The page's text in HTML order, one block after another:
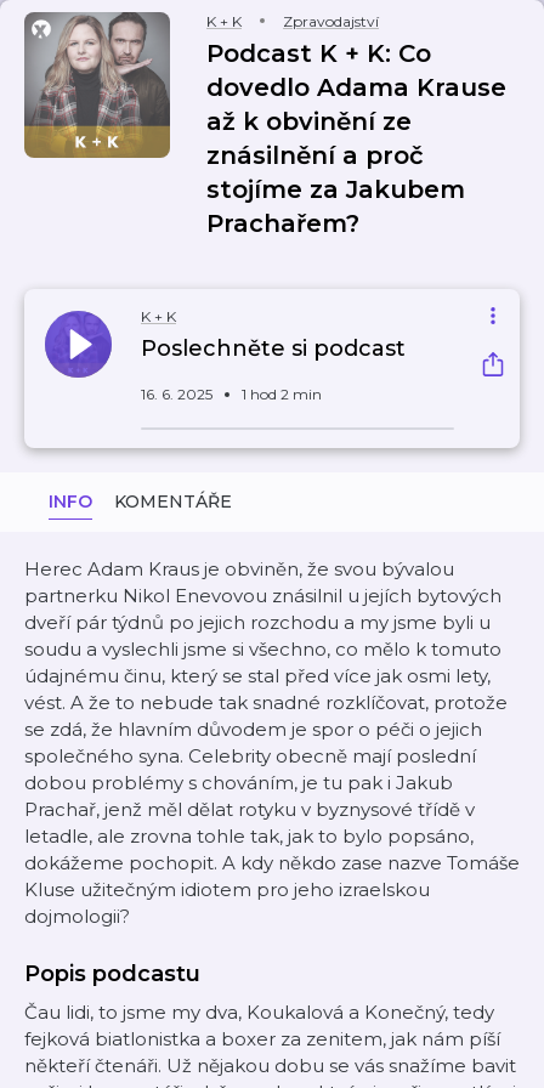
K + K Zpravodajství
Podcast K + K: Co
dovedlo Adama Krause
až k obvinění ze
znásilnění a proč
stojíme za Jakubem
Prachařem?
K + K
Poslechněte si podcast
16. 6. 2025 1 hod 2 min
INFO KOMENTÁŘE
Herec Adam Kraus je obviněn, že svou bývalou
partnerku Nikol Enevovou znásilnil u jejích bytových
dveří pár týdnů po jejich rozchodu a my jsme byli u
soudu a vyslechli jsme si všechno, co mělo k tomuto
údajnému činu, který se stal před více jak osmi lety,
vést. A že to nebude tak snadné rozklíčovat, protože
se zdá, že hlavním důvodem je spor o péči o jejich
společného syna. Celebrity obecně mají poslední
dobou problémy s chováním, je tu pak i Jakub
Prachař, jenž měl dělat rotyku v byznysové třídě v
letadle, ale zrovna tohle tak, jak to bylo popsáno,
dokážeme pochopit. A kdy někdo zase nazve Tomáše
Kluse užitečným idiotem pro jeho izraelskou
dojmologii?
Popis podcastu
Čau lidi, to jsme my dva, Koukalová a Konečný, tedy
fejková biatlonistka a boxer za zenitem, jak nám píší
někteří čtenáři. Už nějakou dobu se vás snažíme bavit